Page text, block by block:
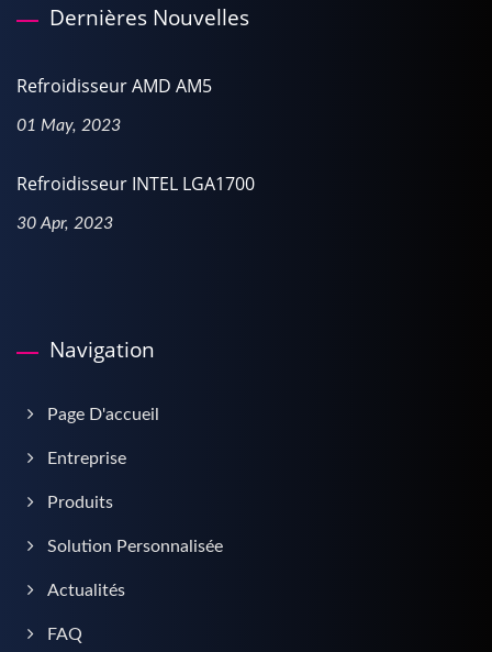
Dernières Nouvelles
Refroidisseur AMD AM5
01 May, 2023
Refroidisseur INTEL LGA1700
30 Apr, 2023
Navigation
Page D'accueil
Entreprise
Produits
Solution Personnalisée
Actualités
FAQ